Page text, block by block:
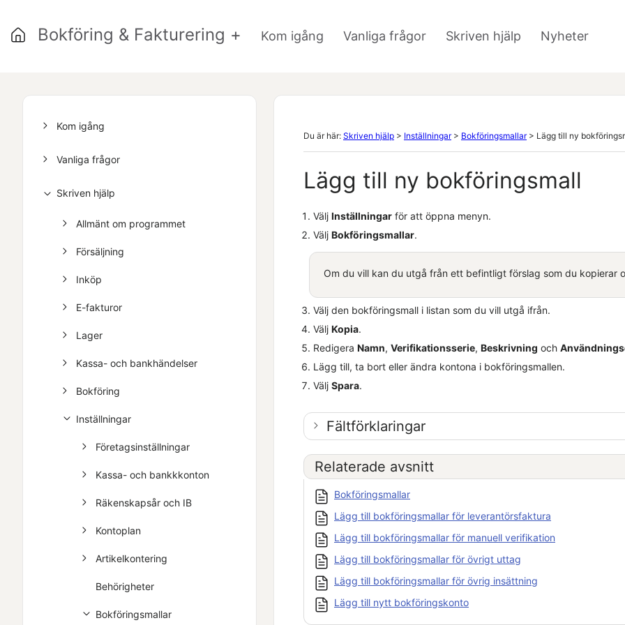
Kom igång Vanliga frågor Skriven hjälp Nyheter
Bokföring & Fakturering +
Kom igång
Vanliga frågor
Skriven hjälp
Allmänt om programmet
Försäljning
Inköp
E-fakturor
Lager
Kassa- och bankhändelser
Bokföring
Inställningar
Företagsinställningar
Kassa- och bankkkonton
Räkenskapsår och IB
Kontoplan
Artikelkontering
Behörigheter
Bokföringsmallar
Du är här: Skriven hjälp > Inställningar> Bokföringsmallar> Lägg till ny
Lägg till ny bokföringsmall
Välj Inställningar för att öppna menyn.
Välj Bokföringsmallar.
Om du vill kan du utgå från ett befintligt förslag som du kopierar
Välj den bokföringsmall i listan som du vill utgå ifrån.
Välj Kopia.
Redigera Namn, Verifikationsserie, Beskrivning och
Lägg till, ta bort eller ändra kontona i bokföringsmallen.
Välj Spara.
Fältförklaringar
Relaterade avsnitt
Bokföringsmallar
Lägg till bokföringsmallar för leverantörsfaktura
Lägg till bokföringsmallar för manuell verifikation
Lägg till bokföringsmallar för övrigt uttag
Lägg till bokföringsmallar för övrig insättning
Lägg till nytt bokföringskonto